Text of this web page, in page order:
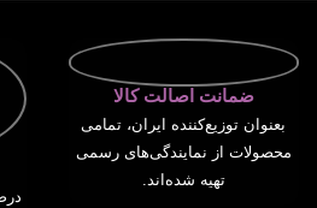
ضمانت اصالت کالا
بعنوان توزیع‌کننده ایران، تمامی
محصولات از نمایندگی‌های رسمی
تهیه شده‌اند.